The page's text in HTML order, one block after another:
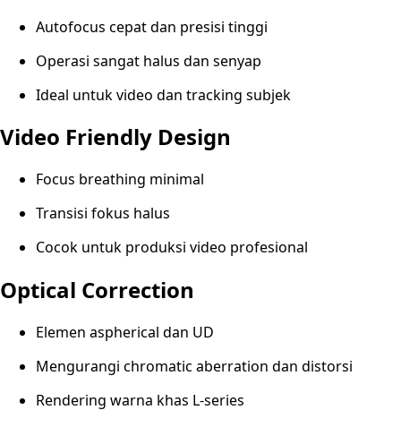
Autofocus cepat dan presisi tinggi
Operasi sangat halus dan senyap
Ideal untuk video dan tracking subjek
Video Friendly Design
Focus breathing minimal
Transisi fokus halus
Cocok untuk produksi video profesional
Optical Correction
Elemen aspherical dan UD
Mengurangi chromatic aberration dan distorsi
Rendering warna khas L-series